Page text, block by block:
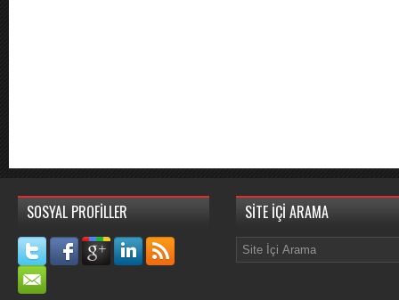
SOSYAL PROFİLLER SİTE İÇİ ARAMA